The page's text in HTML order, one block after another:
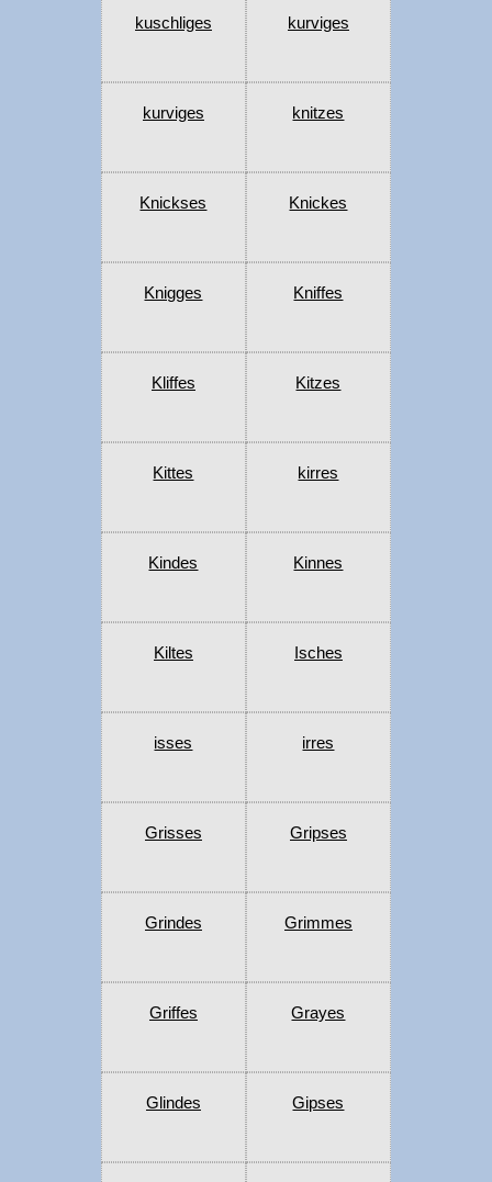
kuschliges kurviges
kurviges knitzes
Knickses Knickes
Knigges Kniffes
Kliffes Kitzes
Kittes kirres
Kindes Kinnes
Kiltes Isches
isses irres
Grisses Gripses
Grindes Grimmes
Griffes Grayes
Glindes Gipses